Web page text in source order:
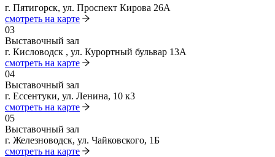
г. Пятигорск, ул. Проспект Кирова 26А
смотреть на карте
03
Выставочный зал
г. Кисловодск , ул. Курортный бульвар 13А
смотреть на карте
04
Выставочный зал
г. Ессентуки, ул. Ленина, 10 к3
смотреть на карте
05
Выставочный зал
г. Железноводск, ул. Чайковского, 1Б
смотреть на карте